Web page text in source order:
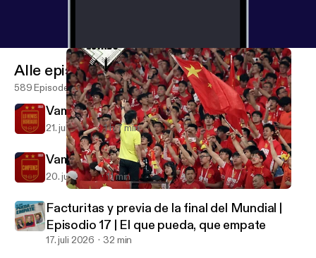
Play Fútbol
Alle episoder
589 Episoder
Vamos a bordarlo | Lo hemos bordado
21. juli 2026 1 h 7 min
Vamos a bordarlo | Día 30. ¡Campeones!
20. juli 2026 11 min
Facturitas y previa de la final del Mundial |
Episodio 17 | El que pueda, que empate
17. juli 2026 32 min